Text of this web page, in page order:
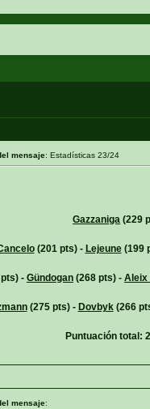
mensaje: Estadísticas 23/24
Gazzaniga (229
(201 pts) - Lejeune(199
- Gündogan (268 pts) - Aleix
(275 pts) - Dovbyk(266
Puntuación total:
mensaje: